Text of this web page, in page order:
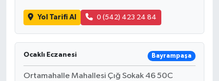
Yol Tarifi Al 0 (542) 423 24 84
Ocaklı Eczanesi Bayrampaşa
Ortamahalle Mahallesi Çığ Sokak 46 50C